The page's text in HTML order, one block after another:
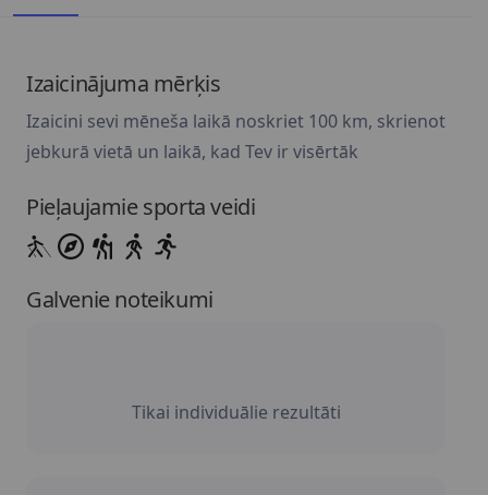
Izaicinājuma mērķis
Izaicini sevi mēneša laikā noskriet 100 km, skrienot
jebkurā vietā un laikā, kad Tev ir visērtāk
Pieļaujamie sporta veidi
Galvenie noteikumi
Tikai individuālie rezultāti